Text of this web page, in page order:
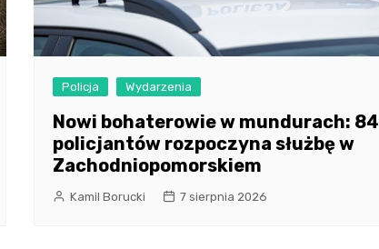
Policja Wydarzenia
Nowi bohaterowie w mundurach: 84
policjantów rozpoczyna służbę w
Zachodniopomorskiem
Kamil Borucki 7 sierpnia 2026